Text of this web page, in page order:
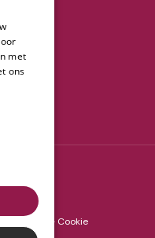
- Cookie
met
ons